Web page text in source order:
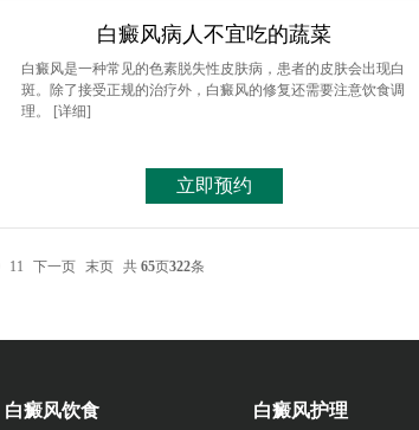
白癜风病人不宜吃的蔬菜
白癜风是一种常见的色素脱失性皮肤病，患者的皮肤会出现白
斑。除了接受正规的治疗外，白癜风的修复还需要注意饮食调
理。
[详细]
立即预约
11 下一页 末页 共 65页322条
白癜风饮食 白癜风护理